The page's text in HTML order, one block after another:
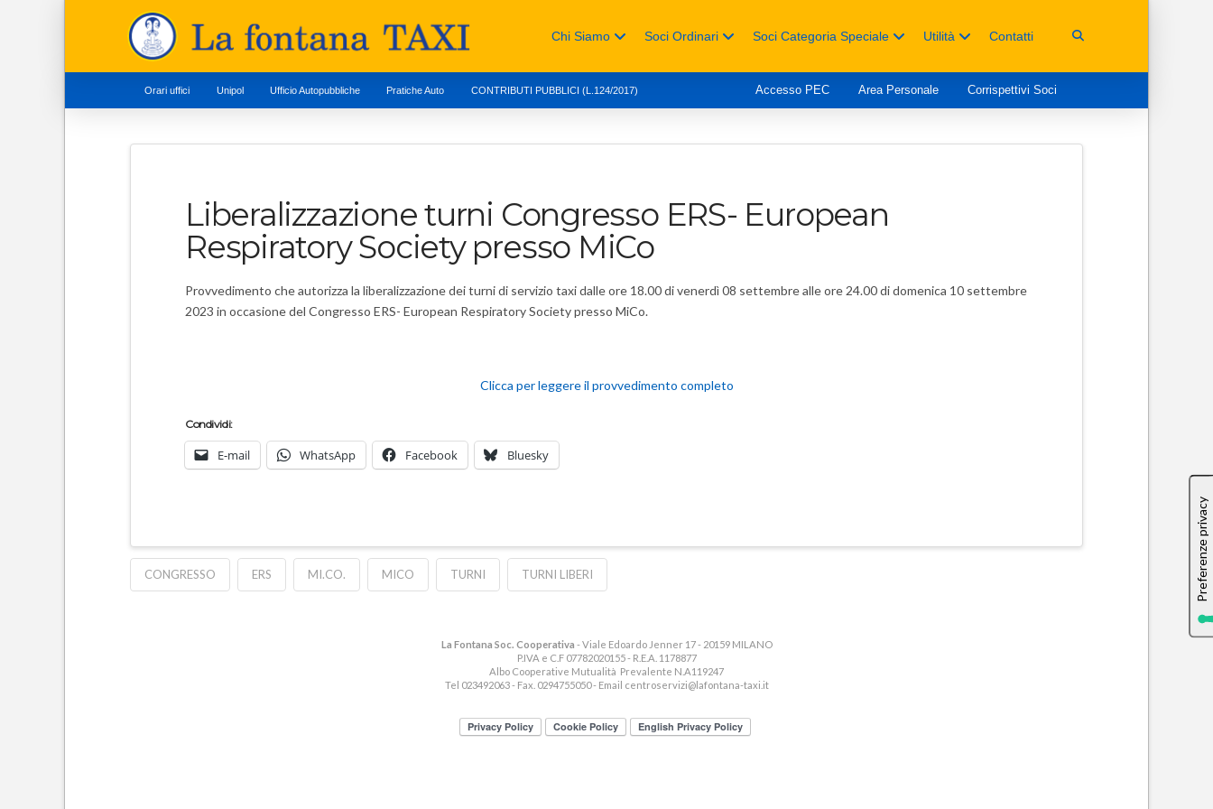
Chi Siamo Soci Ordinari Soci Categoria Speciale Utilità Contatti
Orari uffici Unipol Ufficio Autopubbliche Pratiche Auto CONTRIBUTI PUBBLICI (L.124/2017) Accesso PEC Area Personale Corrispettivi Soci
Liberalizzazione turni Congresso ERS- European
Respiratory Society presso MiCo
Provvedimento che autorizza la liberalizzazionedei turni di servizio taxidalle ore 18.00 di venerdì 08 settembre alle ore 24.00 di domenica 10 settembre
2023 in occasione del Congresso ERS- European Respiratory Society presso MiCo.
Clicca per leggere il provvedimento completo
Condividi:
E-mail WhatsApp Facebook Bluesky
CONGRESSO ERS MI.CO. MICO TURNI TURNI LIBERI
La Fontana Soc. Cooperativa - Viale Edoardo Jenner 17 - 20159 MILANO
P.IVA e C.F 07782020155 - R.E.A. 1178877
Albo Cooperative Mutualità Prevalente N.A119247
Tel 023492063 - Fax. 0294755050 - Email centroservizi@lafontana-taxi.it